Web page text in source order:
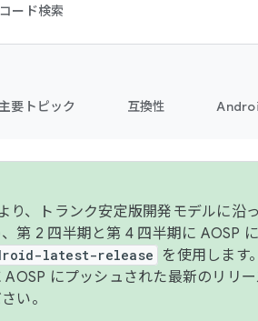
ード検索
要トピック 互換性
り、トランク安定版開発モデルに沿
第 2 四半期と第 4 四半期に AOSP
latest-release を使用します。
AOSP にプッシュされた最新のリリ
い。